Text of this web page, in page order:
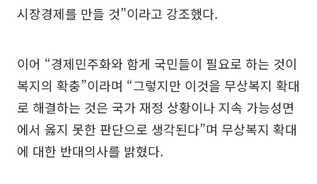
시장경제를 만들 것”이라고 강조했다.
이어 “경제민주화와 함게 국민들이 필요로 하는 것이
복지의 확충”이라며 “그렇지만 이것을 무상복지 확대
로 해결하는 것은 국가 재정 상황이나 지속 가능성면
에서 옳지 못한 판단으로 생각된다”며 무상복지 확대
에 대한 반대의사를 밝혔다.